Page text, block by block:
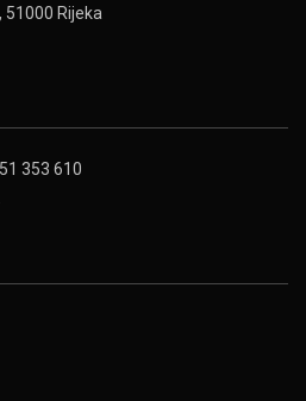
51000 Rijeka
353 610